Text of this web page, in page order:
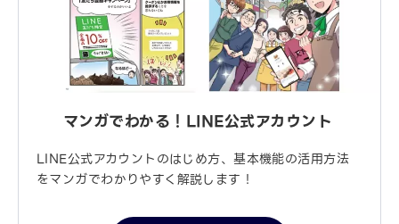
マンガでわかる！ LINE公式アカウント
LINE公式アカウントのはじめ方、基本機能の活用方法
をマンガでわかりやすく解説します！